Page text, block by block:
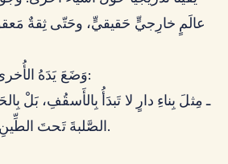
عالَمٍ خارِجيٍّ حَقيقيٍّ، وحَتّى ثِقةٌ
وَضَعَ يَدَهُ الأُخرى على الطّاوِلةِ وكَمَّلَ:
ـ مِثلَ بِناءِ دارٍ لا تَبدَأُ بِالأَسقُفِ، بَلْ
الصَّلبةَ تَحتَ الطِّينِ، ثُمَّ تَبني فَوقَها بِصَبرٍ.